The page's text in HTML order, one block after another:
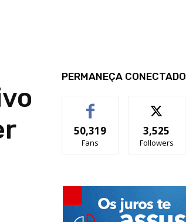
PERMANEÇA CONECTADO
50,319
Fans
3,525
Followers